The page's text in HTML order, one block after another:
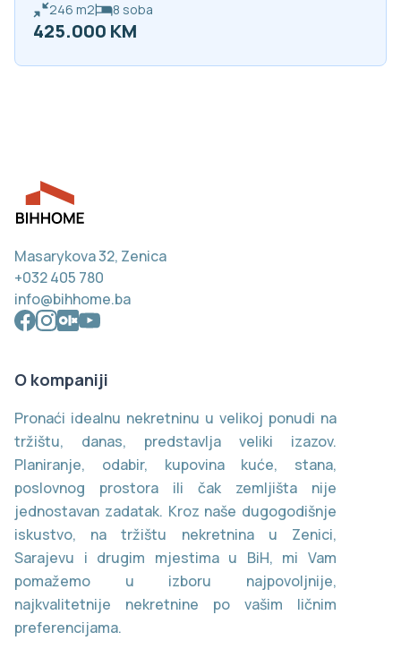
246 m2 8 soba
425.000 KM
Masarykova 32, Zenica
+032 405 780
info@bihhome.ba
O kompaniji
Pronaći idealnu nekretninu u velikoj ponudi na
tržištu, danas, predstavlja veliki izazov.
Planiranje, odabir, kupovina kuće, stana,
poslovnog prostora ili čak zemljišta nije
jednostavan zadatak. Kroz naše dugogodišnje
iskustvo, na tržištu nekretnina u Zenici,
Sarajevu i drugim mjestima u BiH, mi Vam
pomažemo u izboru najpovoljnije,
najkvalitetnije nekretnine po vašim ličnim
preferencijama.